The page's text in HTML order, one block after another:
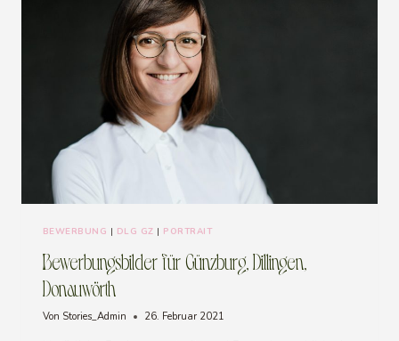
BEWERBUNG | DLG GZ | PORTRAIT
Bewerbungsbilder für Günzburg, Dillingen,
Donauwörth
Von Stories_Admin 26. Februar 2021